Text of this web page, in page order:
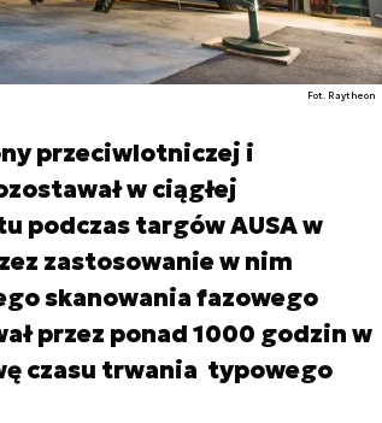
Fot. Raytheon
przeciwlotniczej i
w ciągłej
podczas targów AUSA w
zastosowanie w nim
skanowania fazowego
przez ponad 1000 godzin w
czasu trwania typowego